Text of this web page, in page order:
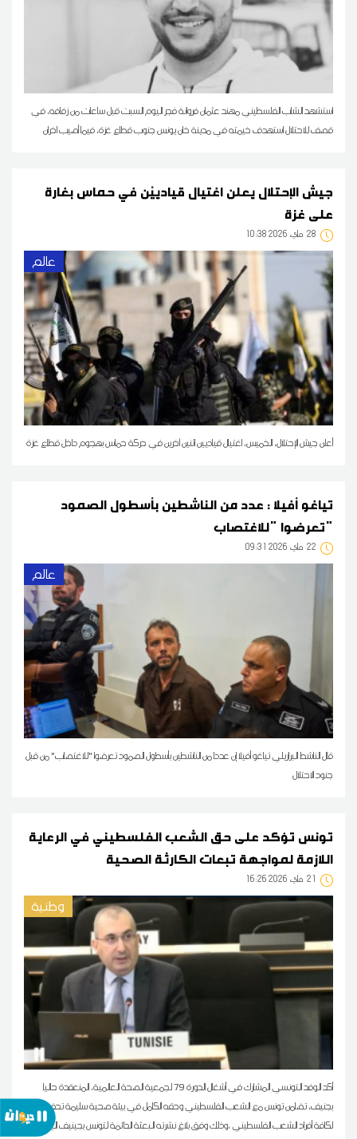
استشهد الشاب الفلسطيني مهند عثمان فروانة فجر اليوم السبت قبل ساعات من زفافه، في
قصف للاحتلال استهدف خيمته في مدينة خان يونس جنوب قطاع غزة، فيما أصيب اخران
جيش الإحتلال يعلن اغتيال قيادييْن في حماس بغارة
على غزة
28 10:38 2026 ماي
عالم
أعلن جيش الإحتلال، الخميس، اغتيال قياديين اثنين آخرين في حركة حماس بهجوم داخل قطاع غزة
تياغو أفيلا : عدد من الناشطين بأسطول الصمود
تعرضوا "للاغتصاب"
22 09:31 2026 ماي
عالم
قال الناشط البرازيلي تياغو أفيلا إن عددا من الناشطين بأسطول الصمود تعرضوا "للاغتصاب" من قبل
جنود الاحتلال
تونس تؤكد على حق الشعب الفلسطيني في الرعاية
اللازمة لمواجهة تبعات الكارثة الصحية
21 16:26 2026 ماي
وطنية
أكد الوفد التونسي المشارك في أشغال الدورة 79 لجمعية الصحة العالمية، المنعقدة حاليا
بجنيف، تضامن تونس مع الشعب الفلسطيني وحقه الكامل في بيئة صحية سليمة تحفظ الأمن
لكافة أفراد الشعب الفلسطيني ،وذلك وفق بلاغ نشرته البعثة الدائمة لتونس بجينيف اليوم